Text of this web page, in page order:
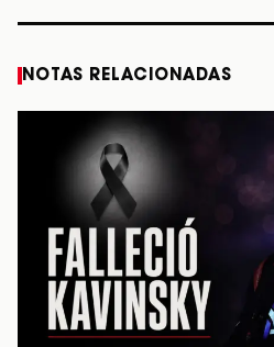
NOTAS RELACIONADAS